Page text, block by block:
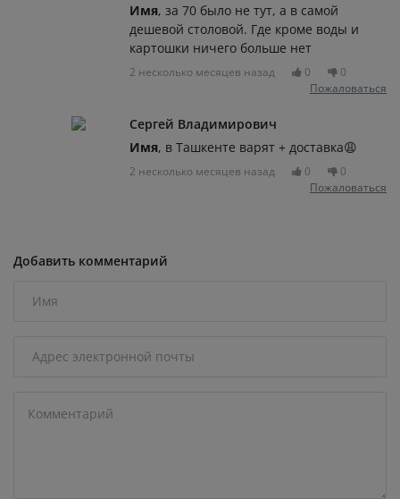
Имя, за 70 было не тут, а в самой
дешевой столовой. Где кроме воды и
картошки ничего больше нет
2 несколько месяцев назад 0
0
Пожаловаться
Сергей Владимирович
Имя, в Ташкенте варят + доставка😩
2 несколько месяцев назад 0
0
Пожаловаться
Добавить комментарий